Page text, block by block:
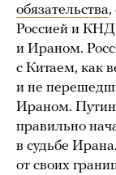
обязательства,
Россией и
и Ираном.
с Китаем, как
и не
Ираном.
правильно
в судьбе
от своих